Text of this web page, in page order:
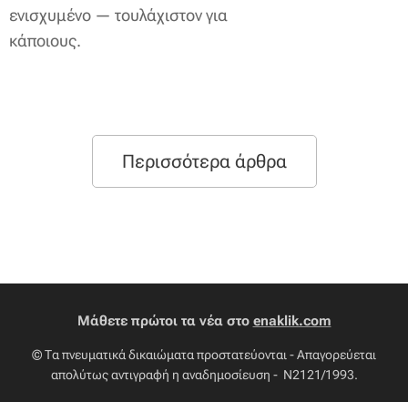
ενισχυμένο — τουλάχιστον για
κάποιους.
Περισσότερα άρθρα
Μάθετε πρώτοι τα νέα στο enaklik.com
© Τα πνευματικά δικαιώματα προστατεύονται - Απαγορεύεται
απολύτως αντιγραφή η αναδημοσίευση - Ν2121/1993.